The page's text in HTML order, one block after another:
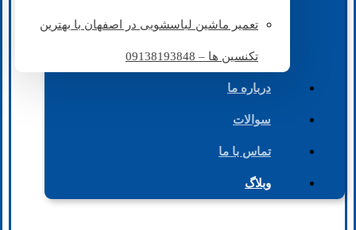
تعمیر ماشین لباسشویی در اصفهان با بهترین
تکنسین ها – 09138193848
درباره ما
سوالات
تماس با ما
وبلاگ